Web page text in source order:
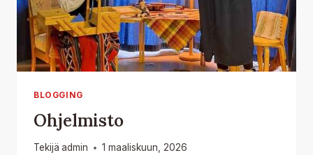
BLOGGING
Ohjelmisto
Tekijä admin 1 maaliskuun, 2026